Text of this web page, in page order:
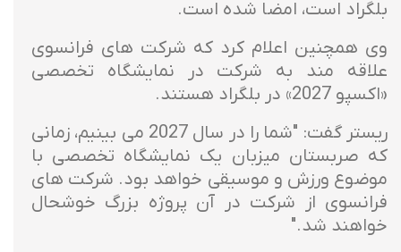
بلگراد است، امضا شده است.
وی همچنین اعلام کرد که شرکت های فرانسوی
علاقه مند به شرکت در نمایشگاه تخصصی
«اکسپو 2027» در بلگراد هستند.
ریستر گفت: "شما را در سال 2027 می بینیم، زمانی
که صربستان میزبان یک نمایشگاه تخصصی با
موضوع ورزش و موسیقی خواهد بود. شرکت های
فرانسوی از شرکت در آن پروژه بزرگ خوشحال
خواهند شد."